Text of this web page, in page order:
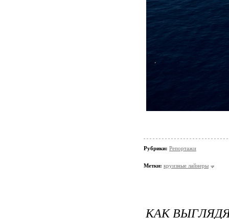
Рубрики: Репортажи
Метки: круизные лайнеры
КАК